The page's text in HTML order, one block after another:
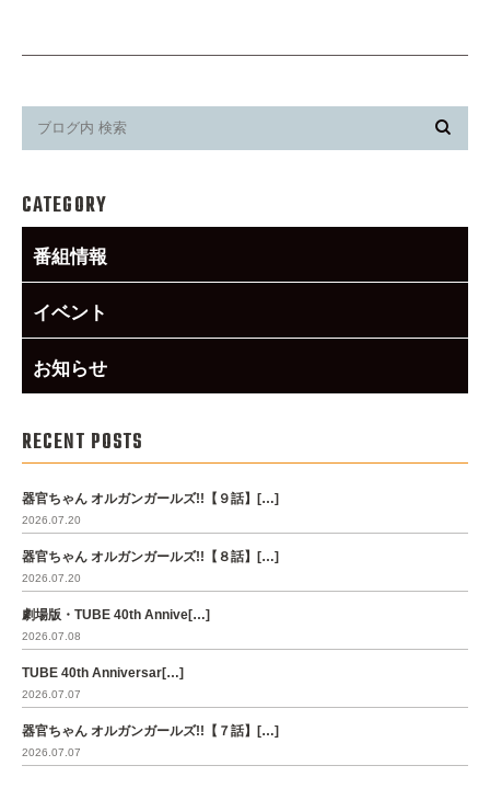
CATEGORY
番組情報
イベント
お知らせ
RECENT POSTS
器官ちゃん オルガンガールズ!!【９話】[…]
2026.07.20
器官ちゃん オルガンガールズ!!【８話】[…]
2026.07.20
劇場版・TUBE 40th Annive[…]
2026.07.08
TUBE 40th Anniversar[…]
2026.07.07
器官ちゃん オルガンガールズ!!【７話】[…]
2026.07.07